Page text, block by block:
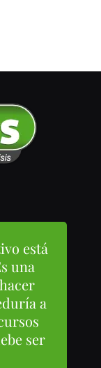
está
una
a
ser